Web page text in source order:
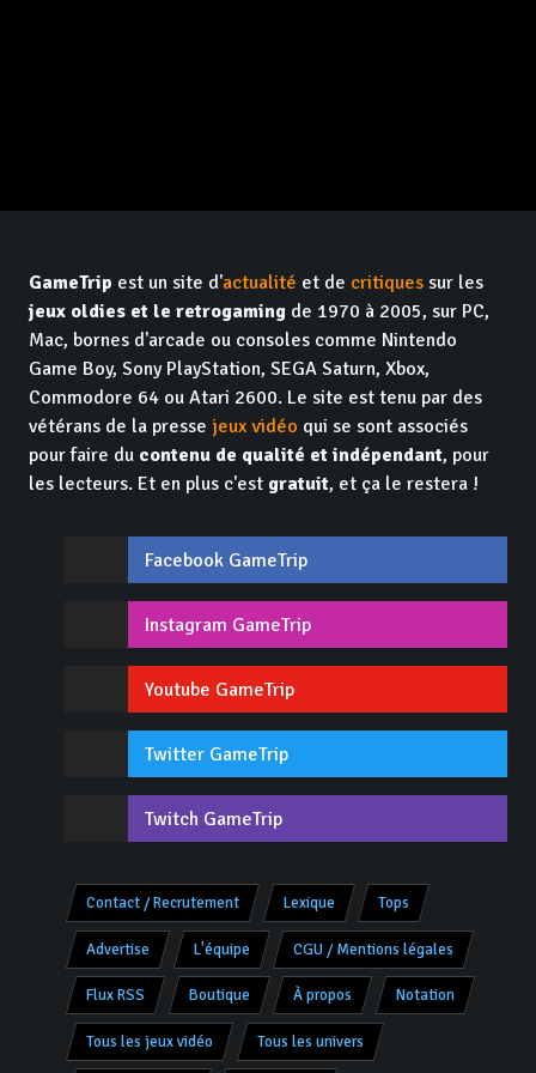
GameTrip est un site d'actualité et de critiques sur les
jeux oldies et le retrogaming de 1970 à 2005, sur PC,
Mac, bornes d'arcade ou consoles comme Nintendo
Game Boy, Sony PlayStation, SEGA Saturn, Xbox,
Commodore 64 ou Atari 2600. Le site est tenu par des
vétérans de la presse jeux vidéo qui se sont associés
pour faire du contenu de qualité et indépendant, pour
les lecteurs. Et en plus c'est gratuit, et ça le restera !
Facebook GameTrip
Instagram GameTrip
Youtube GameTrip
Twitter GameTrip
Twitch GameTrip
Contact / Recrutement Lexique Tops
Advertise L'équipe CGU / Mentions légales
Flux RSS Boutique À propos Notation
Tous les jeux vidéo Tous les univers